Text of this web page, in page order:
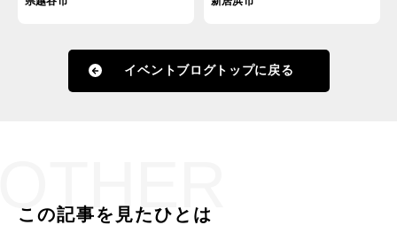
イベントブログトップに戻る
この記事を見たひとは